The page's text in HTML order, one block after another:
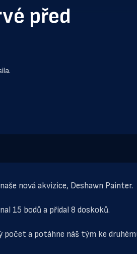
před
nová akvizice, Deshawn Painter.
15 bodů a přidal 8 doskoků.
počet a potáhne náš tým ke